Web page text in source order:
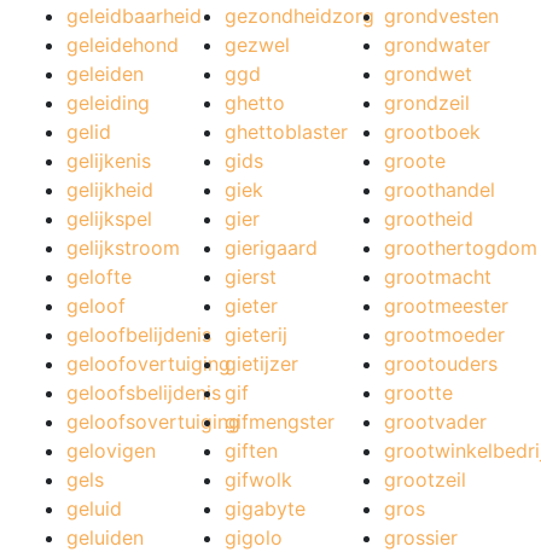
geleidbaarheid
geleidehond
geleiden
geleiding
gelid
gelijkenis
gelijkheid
gelijkspel
gelijkstroom
gelofte
geloof
geloofbelijdenis
geloofovertuiging
geloofsbelijdenis
geloofsovertuiging
gelovigen
gels
geluid
geluiden
gezondheidzorg
gezwel
ggd
ghetto
ghettoblaster
gids
giek
gier
gierigaard
gierst
gieter
gieterij
gietijzer
gif
gifmengster
giften
gifwolk
gigabyte
gigolo
grondvesten
grondwater
grondwet
grondzeil
grootboek
groote
groothandel
grootheid
groothertogdom
grootmacht
grootmeester
grootmoeder
grootouders
grootte
grootvader
grootzeil
gros
grossier